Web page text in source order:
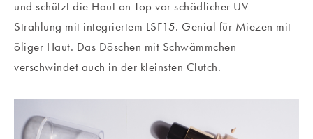
und schützt die Haut on Top vor schädlicher UV-
Strahlung mit integriertem LSF15. Genial für Miezen mit
öliger Haut. Das Döschen mit Schwämmchen
verschwindet auch in der kleinsten Clutch.